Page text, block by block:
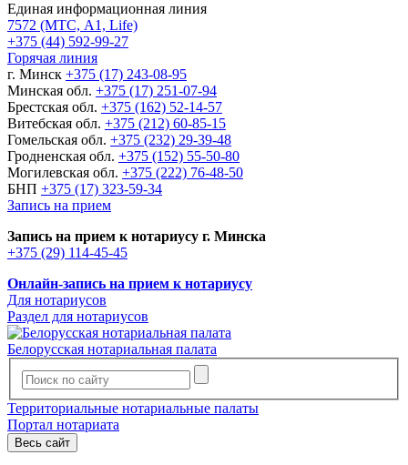
Единая информационная линия
7572 (МТС, A1, Life)
+375 (44) 592-99-27
Горячая линия
г. Минск +375 (17) 243-08-95
Минская обл. +375 (17) 251-07-94
Брестская обл. +375 (162) 52-14-57
Витебская обл. +375 (212) 60-85-15
Гомельская обл. +375 (232) 29-39-48
Гродненская обл. +375 (152) 55-50-80
Могилевская обл. +375 (222) 76-48-50
БНП +375 (17) 323-59-34
Запись на прием
Запись на прием к нотариусу г. Минска
+375 (29) 114-45-45
Онлайн-запись на прием к нотариусу
Для нотариусов
Раздел для нотариусов
Белорусская нотариальная палата
Территориальные нотариальные палаты
Портал нотариата
Весь сайт